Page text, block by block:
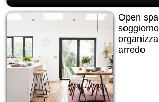
Open
arredo